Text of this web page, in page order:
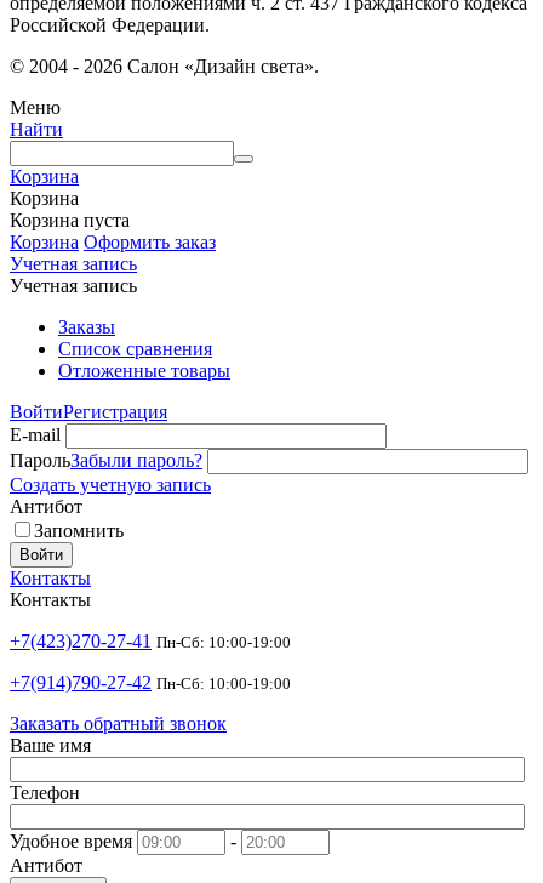
Российской Федерации.
© 2004 - 2026 Салон «Дизайн света».
Меню
Найти
Корзина
Корзина
Корзина пуста
Корзина Оформить заказ
Учетная запись
Учетная запись
Заказы
Список сравнения
Отложенные товары
ВойтиРегистрация
E-mail
ПарольЗабыли пароль?
Создать учетную запись
Антибот
Запомнить
Войти
Контакты
Контакты
+7(423)270-27-41 Пн-Сб: 10:00-19:00
+7(914)790-27-42 Пн-Сб: 10:00-19:00
Заказать обратный звонок
Ваше имя
Телефон
Удобное время
-
Антибот